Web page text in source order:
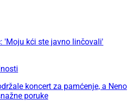
'Moju kći ste javno linčovali'
koncert za pamćenje, a Neno
poruke